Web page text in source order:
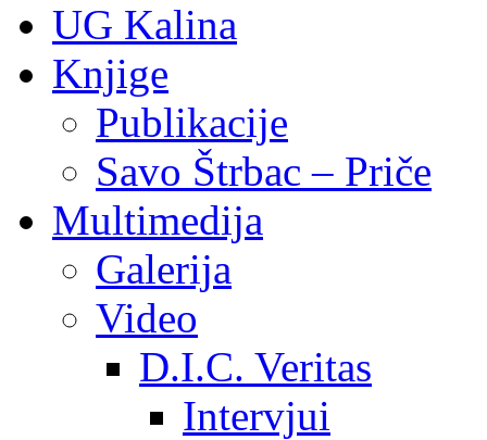
UG Kalina
Knjige
Publikacije
Savo Štrbac – Priče
Multimedija
Galerija
Video
D.I.C. Veritas
Intervjui